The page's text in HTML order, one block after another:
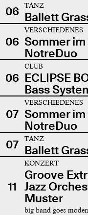
06
TANZ
Ballett
06
VERSCHIEDENES
Sommer
NotreDuo
06
CLUB
ECLIPSE
Bass
07
VERSCHIEDENES
Sommer
NotreDuo
07
TANZ
Ballett
11
KONZERT
Groove
Jazz
Muster
big band goes